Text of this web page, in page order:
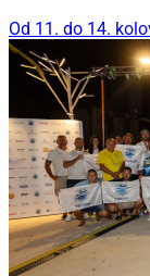
Od 11. do 14.